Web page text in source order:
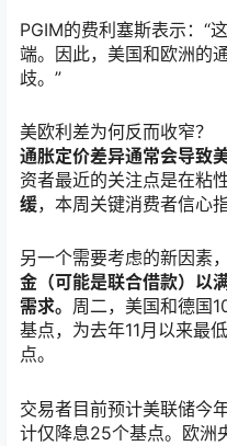
PGIM的费利塞斯表示：“
端。因此，美国和欧洲的
歧。”
美欧利差为何反而收窄？
通胀定价差异通常会导致
资者最近的关注点是在粘
缓，本周关键消费者信心
另一个需要考虑的新因素，
金（可能是联合借款）以
需求。 周二，美国和德国
基点，为去年11月以来最
点。
交易者目前预计美联储今
计仅降息25个基点。欧洲